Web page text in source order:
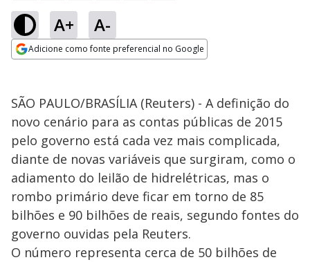
A+ A-
Adicione como fonte preferencial no Google
SÃO PAULO/BRASÍLIA (Reuters) - A definição do
novo cenário para as contas públicas de 2015
pelo governo está cada vez mais complicada,
diante de novas variáveis que surgiram, como o
adiamento do leilão de hidrelétricas, mas o
rombo primário deve ficar em torno de 85
bilhões e 90 bilhões de reais, segundo fontes do
governo ouvidas pela Reuters.
O número representa cerca de 50 bilhões de